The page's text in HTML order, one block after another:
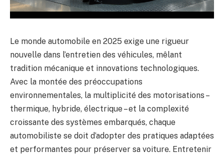
Le monde automobile en 2025 exige une rigueur
nouvelle dans l’entretien des véhicules, mêlant
tradition mécanique et innovations technologiques.
Avec la montée des préoccupations
environnementales, la multiplicité des motorisations –
thermique, hybride, électrique – et la complexité
croissante des systèmes embarqués, chaque
automobiliste se doit d’adopter des pratiques adaptées
et performantes pour préserver sa voiture. Entretenir